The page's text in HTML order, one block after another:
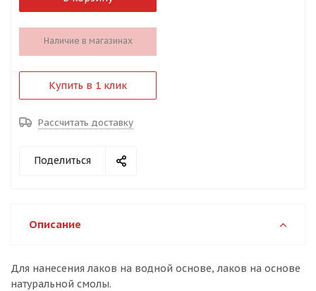
Наличие в магазинах
Купить в 1 клик
Рассчитать доставку
Поделиться
Описание
Для нанесения лаков на водной основе, лаков на основе
натуральной смолы.